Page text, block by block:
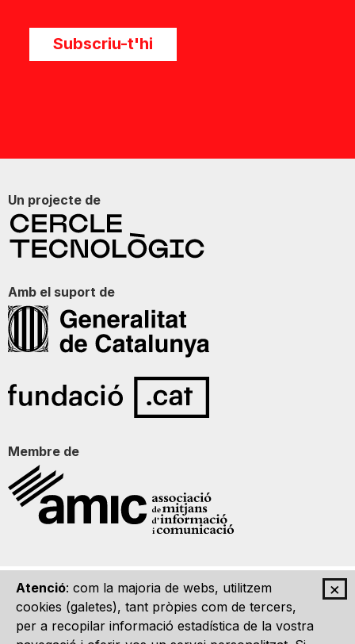
×
Atenció: com la majoria de webs, utilitzem
cookies (galetes), tant pròpies com de tercers,
per a recopilar informació estadística de la vostra
Subscriu-t'hi
Un projecte de
Amb el suport de
Membre de
Qui som Contacte Imatge Gràfica Avís legal